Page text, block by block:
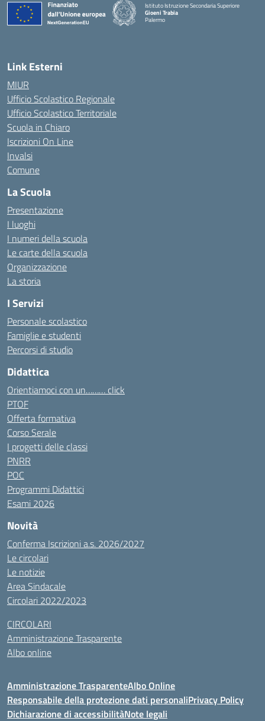
Istituto Istruzione Secondaria Superiore
Gioeni Trabia
Palermo
Link Esterni
MIUR
Ufficio Scolastico Regionale
Ufficio Scolastico Territoriale
Scuola in Chiaro
Iscrizioni On Line
Invalsi
Comune
La Scuola
Presentazione
I luoghi
I numeri della scuola
Le carte della scuola
Organizzazione
La storia
I Servizi
Personale scolastico
Famiglie e studenti
Percorsi di studio
Didattica
Orientiamoci con un……… click
PTOF
Offerta formativa
Corso Serale
I progetti delle classi
PNRR
POC
Programmi Didattici
Esami 2026
Novità
Conferma Iscrizioni a.s. 2026/2027
Le circolari
Le notizie
Area Sindacale
Circolari 2022/2023
CIRCOLARI
Amministrazione Trasparente
Albo online
Amministrazione TrasparenteAlbo Online
Responsabile della protezione dati personaliPrivacy Policy
Dichiarazione di accessibilitàNote legali